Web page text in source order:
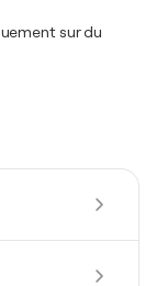
sur du